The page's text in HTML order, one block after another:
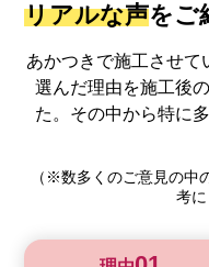
リアルな声をご
あかつきで施工させて
選んだ理由を施工後
た。 その中から特に
（※数多くのご意見の中
考に